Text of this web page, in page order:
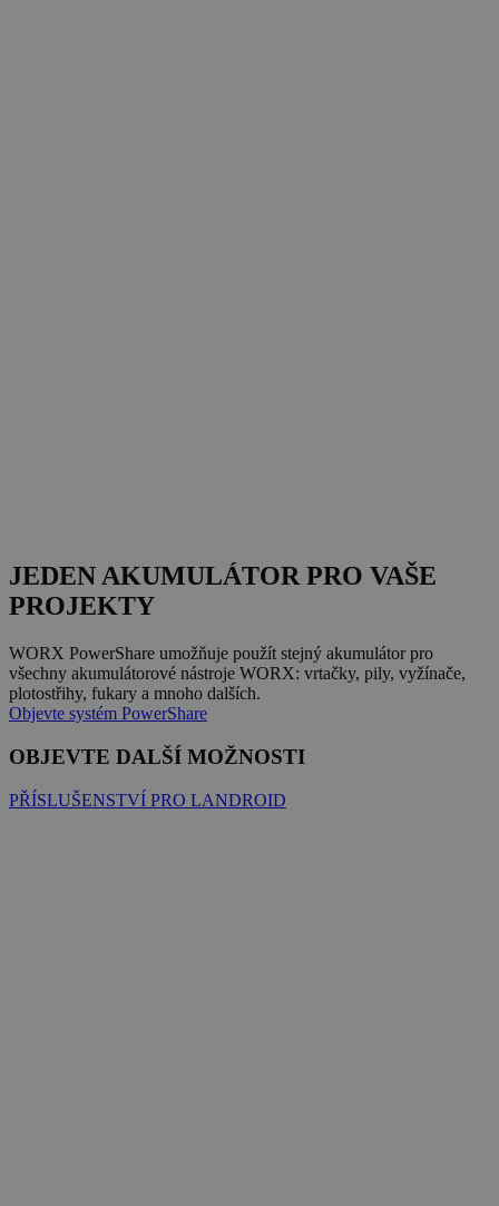
JEDEN AKUMULÁTOR PRO VAŠE
PROJEKTY
WORX PowerShare umožňuje použít stejný akumulátor pro
všechny akumulátorové nástroje WORX: vrtačky, pily, vyžínače,
plotostřihy, fukary a mnoho dalších.
Objevte systém PowerShare
OBJEVTE DALŠÍ MOŽNOSTI
PŘÍSLUŠENSTVÍ PRO LANDROID